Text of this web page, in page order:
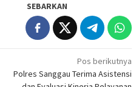
SEBARKAN
Pos berikutnya
Polres Sanggau Terima Asistensi